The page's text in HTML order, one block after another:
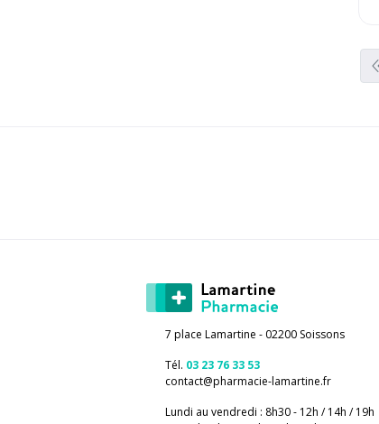
7 place Lamartine - 02200 Soissons
Tél. 03 23 76 33 53
contact@pharmacie-lamartine.fr
Lundi au vendredi : 8h30 - 12h / 14h / 19h